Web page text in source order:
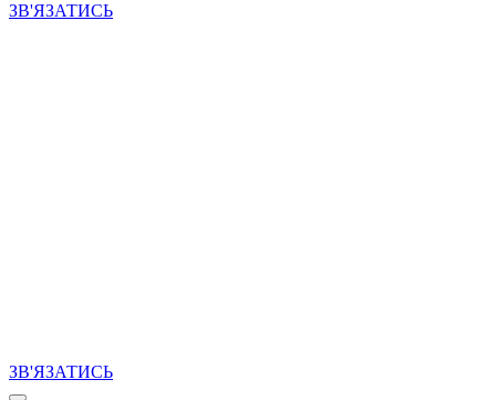
ЗВ'ЯЗАТИСЬ
ЗВ'ЯЗАТИСЬ